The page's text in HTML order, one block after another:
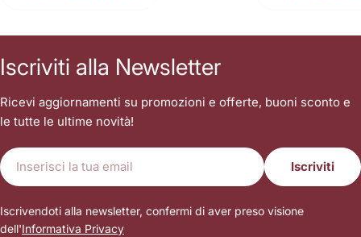
patologie a carico dei tendini, i veri e
un tendine fa male, la prima reazione di
tutti è quella di autodiagnosticarsi una
"tendinite", applicare del ghiaccio,
prendere un antinfiammatorio e aspettare
che passi. Ma le settimane diventano
mesi, il dolore non scompare, e ogni
tentativo di tornare alla normalità sfocia in
contatto con il
singolo passo.
sottovalutare i
stringendo i denti
camminare
Iscriviti alla Newsletter
Ricevi aggiornamenti su promozioni e offerte, buoni sconto e
le tutte le ultime novità!
E-
mail
Iscriviti
Iscrivendoti alla newsletter, confermi di aver preso visione
dell'Informativa Privacy